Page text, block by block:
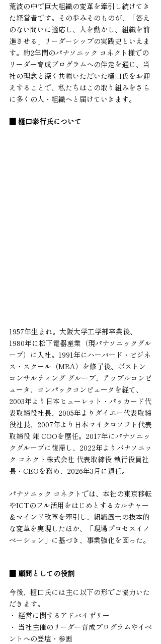
荒波の中で巨大組織の変革を牽引し続けてき
た経営者です。その歩みそのものが、「答え
のない問いに適応し、人を動かし、組織を前
進させる」リーダーシップの実践史といえま
す。約2年間のパナソニック コネクト様での
リーダー育成プログラムへの伴走を通じ、当
社の理念と深く共鳴いただいた樋口氏をお迎
えすることで、私たちはこの取り組みをさら
に多くの人・組織へと届けていきます。
■ 樋口泰行氏について
1957年生まれ。大阪大学工学部卒業後、
1980年に松下電器産業（現パナソニックグル
ープ）に入社。1991年にハーバード・ビジネ
ス・スクール（MBA）を修了後、ボストン
コンサルティング グループ、アップルコンピ
ュータ、コンパックコンピュータを経て、
2003年より日本ヒューレット・パッカード代
表取締役社長、2005年よりダイエー代表取締
役社長、2007年より日本マイクロソフト代表
取締役 兼 COOを歴任。2017年にパナソニッ
クグループに復帰し、2022年よりパナソニッ
ク コネクト株式会社 代表取締役 執行役員社
長・CEOを務め、2026年3月に退任。
パナソニック コネクトでは、本社の東京移転
やICTのフル活用をはじめとするカルチャー
＆マインド改革を牽引し、組織風土の抜本的
な変革を実現したほか、「現場プロセスイノ
ベーション」に基づき、事業強化を図った。
■ 顧問としての役割
今後、樋口氏には主に以下の形でご協力いた
だきます。
・ 経営に関するアドバイザリー
・ 当社主催のリーダー育成プログラムやイベ
ントへの登壇・参画